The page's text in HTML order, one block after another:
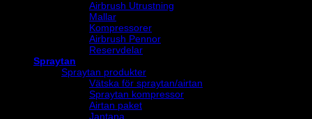
Airbrush Utrustning
Mallar
Kompressorer
Airbrush Pennor
Reservdelar
Spraytan
Spraytan produkter
Vätska för spraytan/airtan
Spraytan kompressor
Airtan paket
Jantana